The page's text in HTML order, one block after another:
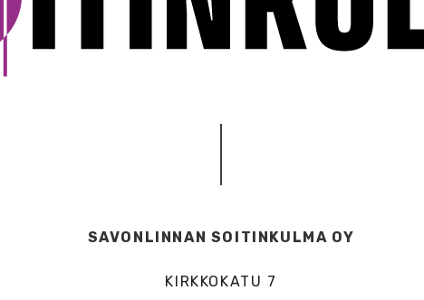
SAVONLINNAN SOITINKULMA OY
KIRKKOKATU 7